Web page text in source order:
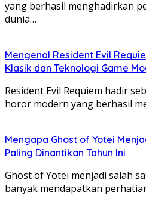
yang berhasil menghadirkan
dunia…
Mengenal Resident Evil
Klasik dan Teknologi Game
Resident Evil Requiem hadir
horor modern yang berhasil
Mengapa Ghost of Yotei
Paling Dinantikan Tahun Ini
Ghost of Yotei menjadi salah
banyak mendapatkan